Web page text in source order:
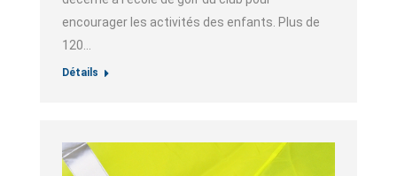
encourager les activités des enfants. Plus de
120…
Détails